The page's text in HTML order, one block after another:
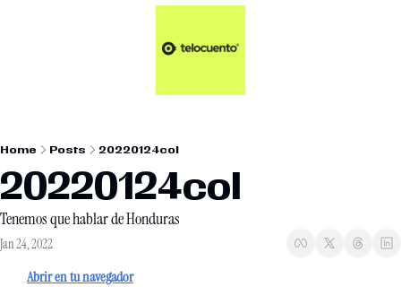
Artículos 📑
Plus 💎
Home Posts 20220124col
20220124col
Tenemos que hablar de Honduras
Jan 24, 2022
Abrir en tu navegador